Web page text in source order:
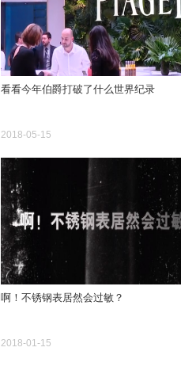
看看今年伯爵打破了什么世界纪录
2018-05-15
啊！不锈钢表居然会过敏？
2018-01-15